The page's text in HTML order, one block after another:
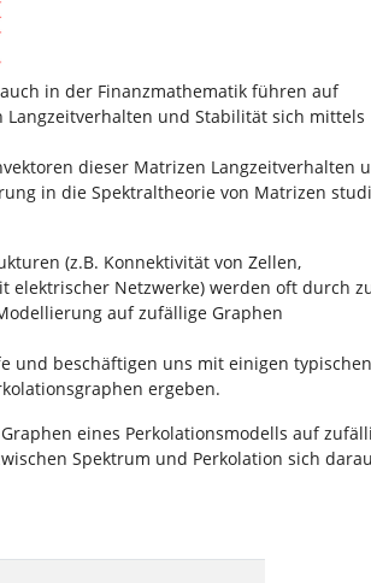
in der Finanzmathematik führen auf
Langzeitverhalten und Stabilität sich mittels
dieser Matrizen Langzeitverhalten
in die Spektraltheorie von Matrizen
(z.B. Konnektivität von Zellen,
elektrischer Netzwerke) werden oft durch
auf zufällige Graphen
und beschäftigen uns mit einigen typischen
ergeben.
eines Perkolationsmodells auf
Spektrum und Perkolation sich